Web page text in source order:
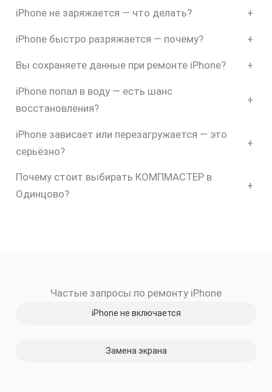
iPhone не заряжается — что делать? +
iPhone быстро разряжается — почему? +
Вы сохраняете данные при ремонте iPhone? +
iPhone попал в воду — есть шанс
восстановления?
+
iPhone зависает или перезагружается — это
серьёзно?
+
Почему стоит выбирать КОМПМАСТЕР в
Одинцово?
+
Частые запросы по ремонту iPhone
iPhone не включается
Замена экрана
скидку